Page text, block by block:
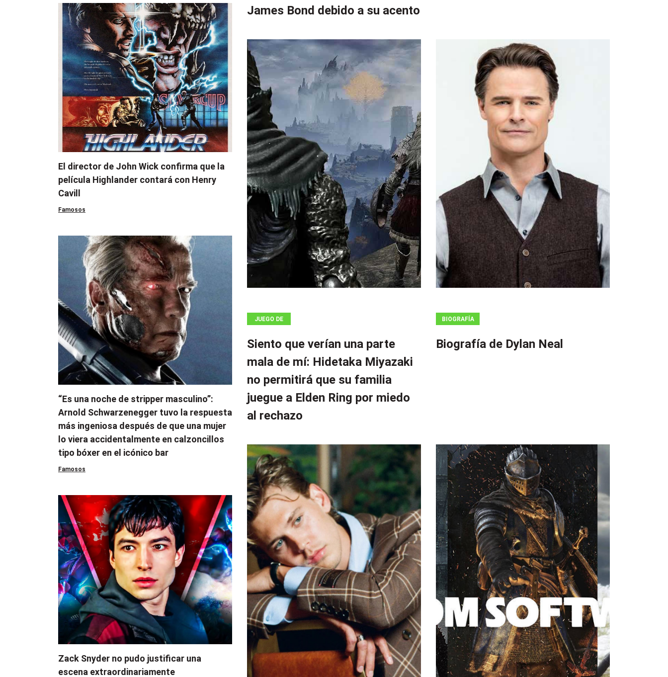
El director de John Wick confirma que la
película Highlander contará con Henry
Cavill
Famosos
“Es una noche de stripper masculino”:
Arnold Schwarzenegger tuvo la respuesta
más ingeniosa después de que una mujer
lo viera accidentalmente en calzoncillos
tipo bóxer en el icónico bar
Famosos
Zack Snyder no pudo justificar una
escena extraordinariamente
James Bond debido a su acento
JUEGO DE
Siento que verían una parte
mala de mí: Hidetaka Miyazaki
no permitirá que su familia
juegue a Elden Ring por miedo
al rechazo
BIOGRAFÍA
Biografía de Dylan Neal